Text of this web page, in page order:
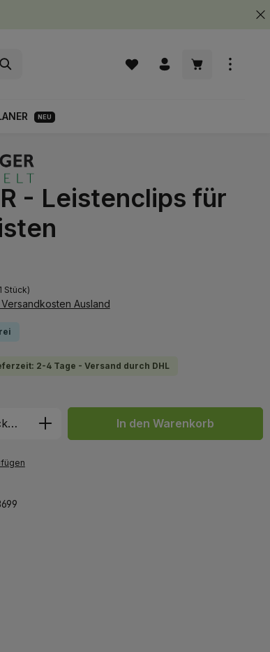
Warenkorb
NEU
- Leistenclips für
Stück)
Ausland
2-4 Tage - Versand durch DHL
Gib den gewünschten Wert
In den Warenkorb